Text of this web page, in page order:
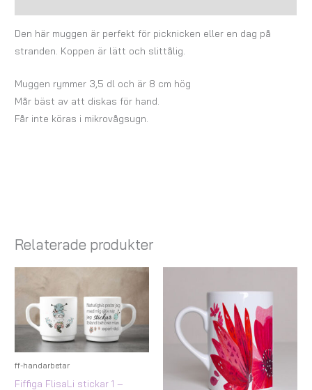
Den här muggen är perfekt för picknicken eller en dag på
stranden. Koppen är lätt och slittålig.
Muggen rymmer 3,5 dl och är 8 cm hög
Mår bäst av att diskas för hand.
Får inte köras i mikrovågsugn.
Relaterade produkter
ff-handarbetar
Fiffiga FlisaLi stickar 1 –